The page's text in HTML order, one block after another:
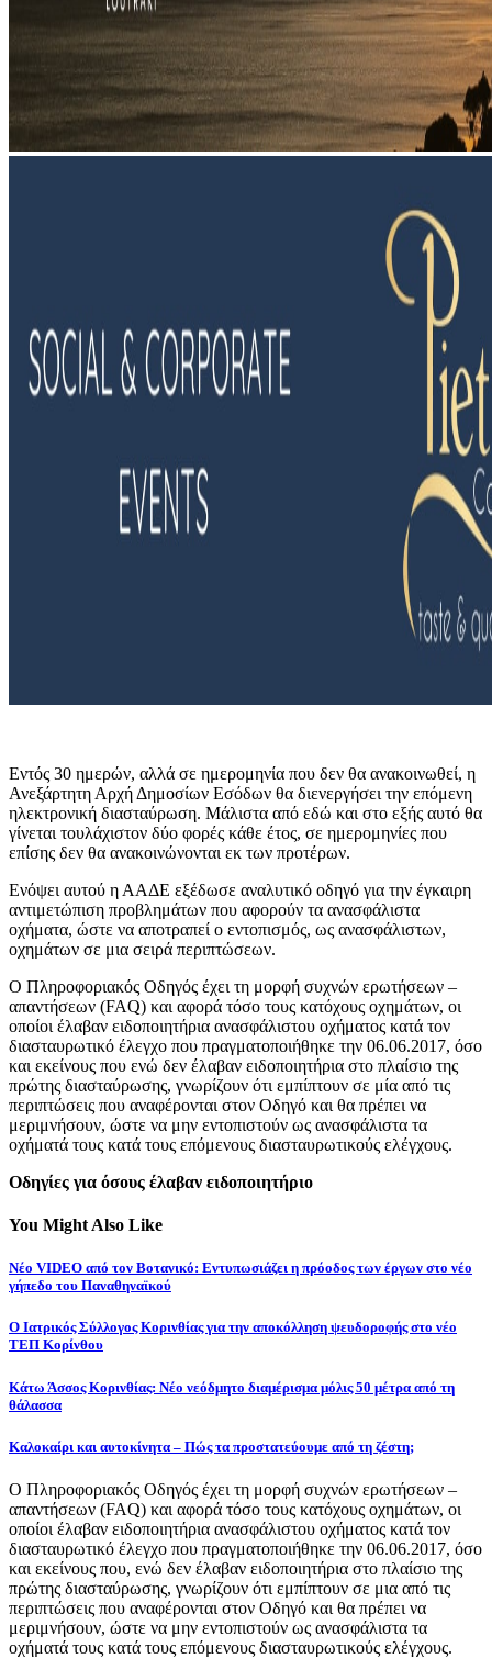
Εντός 30 ημερών, αλλά σε ημερομηνία που δεν θα ανακοινωθεί, η
Ανεξάρτητη Αρχή Δημοσίων Εσόδων θα διενεργήσει την επόμενη
ηλεκτρονική διασταύρωση. Μάλιστα από εδώ και στο εξής αυτό θα
γίνεται τουλάχιστον δύο φορές κάθε έτος, σε ημερομηνίες που
επίσης δεν θα ανακοινώνονται εκ των προτέρων.
Ενόψει αυτού η ΑΑΔΕ εξέδωσε αναλυτικό οδηγό για την έγκαιρη
αντιμετώπιση προβλημάτων που αφορούν τα ανασφάλιστα
οχήματα, ώστε να αποτραπεί ο εντοπισμός, ως ανασφάλιστων,
οχημάτων σε μια σειρά περιπτώσεων.
Ο Πληροφοριακός Οδηγός έχει τη μορφή συχνών ερωτήσεων –
απαντήσεων (FAQ) και αφορά τόσο τους κατόχους οχημάτων, οι
οποίοι έλαβαν ειδοποιητήρια ανασφάλιστου οχήματος κατά τον
διασταυρωτικό έλεγχο που πραγματοποιήθηκε την 06.06.2017, όσο
και εκείνους που ενώ δεν έλαβαν ειδοποιητήρια στο πλαίσιο της
πρώτης διασταύρωσης, γνωρίζουν ότι εμπίπτουν σε μία από τις
περιπτώσεις που αναφέρονται στον Οδηγό και θα πρέπει να
μεριμνήσουν, ώστε να μην εντοπιστούν ως ανασφάλιστα τα
οχήματά τους κατά τους επόμενους διασταυρωτικούς ελέγχους.
Οδηγίες για όσους έλαβαν ειδοποιητήριο
You Might Also Like
Νέο VIDEO από τον Βοτανικό: Εντυπωσιάζει η πρόοδος των έργων στο νέο
γήπεδο του Παναθηναϊκού
Ο Ιατρικός Σύλλογος Κορινθίας για την αποκόλληση ψευδοροφής στο νέο
ΤΕΠ Κορίνθου
Κάτω Άσσος Κορινθίας: Νέο νεόδμητο διαμέρισμα μόλις 50 μέτρα από τη
θάλασσα
Καλοκαίρι και αυτοκίνητα – Πώς τα προστατεύουμε από τη ζέστη;
Ο Πληροφοριακός Οδηγός έχει τη μορφή συχνών ερωτήσεων –
απαντήσεων (FAQ) και αφορά τόσο τους κατόχους οχημάτων, οι
οποίοι έλαβαν ειδοποιητήρια ανασφάλιστου οχήματος κατά τον
διασταυρωτικό έλεγχο που πραγματοποιήθηκε την 06.06.2017, όσο
και εκείνους που, ενώ δεν έλαβαν ειδοποιητήρια στο πλαίσιο της
πρώτης διασταύρωσης, γνωρίζουν ότι εμπίπτουν σε μια από τις
περιπτώσεις που αναφέρονται στον Οδηγό και θα πρέπει να
μεριμνήσουν, ώστε να μην εντοπιστούν ως ανασφάλιστα τα
οχήματά τους κατά τους επόμενους διασταυρωτικούς ελέγχους.